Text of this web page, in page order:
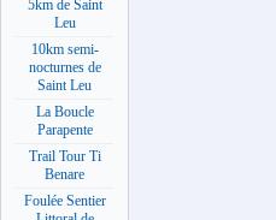
5km de Saint
Leu
10km semi-
nocturnes de
Saint Leu
La Boucle
Parapente
Trail Tour Ti
Benare
Foulée Sentier